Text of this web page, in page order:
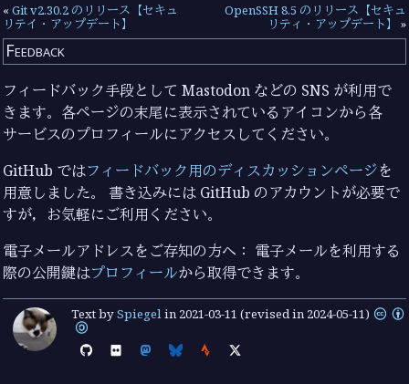
«Git v2.30.2 のリリース【セキュ
リテイ・アップデート】
OpenSSH 8.5 のリリース【セキュ
リティ・アップデート】
»
Feedback
フィードバック手段として Mastodon などの SNS が利用で
きます。各ページの末尾に表示されているアイコンから各
サービスのプロフィールにアクセスしてください。
GitHub ではフィードバック用のディスカッションページを
用意しました。 書き込みには GitHub のアカウントが必要で
すが，お気軽にご利用ください。
電子メールアドレスをご存知の方へ： 電子メールを利用する
際の公開鍵はプロフィールから取得できます。
Text bySpiegelin 2021-03-11 (revised in 2024-05-11)